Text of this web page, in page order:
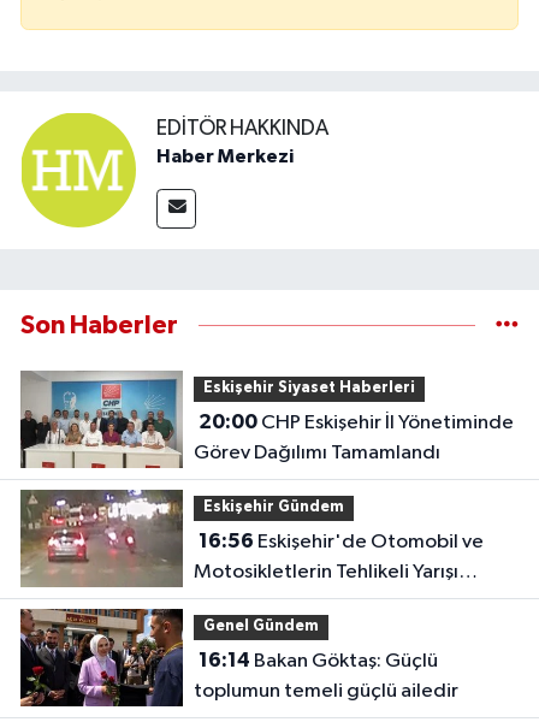
EDITÖR HAKKINDA
Haber Merkezi
Son Haberler
Eskişehir Siyaset Haberleri
20:00CHP Eskişehir İl Yönetiminde
Görev Dağılımı Tamamlandı
Eskişehir Gündem
16:56
Motosikletlerin Tehlikeli Yarışı
Kamerada
Genel Gündem
16:14
toplumun temeli güçlü ailedir